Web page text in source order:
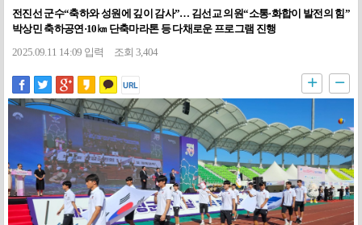
전진선 군수“축하와 성원에 깊이 감사”… 김선교 의원“소통·화합이 발전의 힘”
박상민 축하공연·10㎞ 단축마라톤 등 다채로운 프로그램 진행
2025.09.11 14:09 입력
조회 3,404